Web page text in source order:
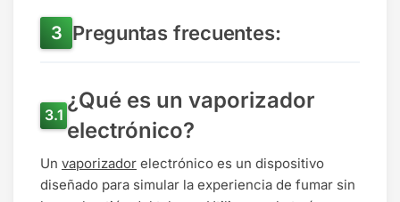
Preguntas frecuentes:
¿Qué es un vaporizador
electrónico?
Un vaporizador electrónico es un dispositivo
diseñado para simular la experiencia de fumar sin